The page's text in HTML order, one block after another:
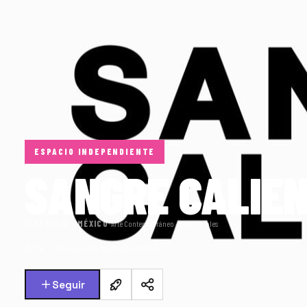
ESPACIO INDEPENDIENTE
SANGRE
MORELIA · MÉXICO·Arte Contemporáneo · Artes Visuales
Seguir